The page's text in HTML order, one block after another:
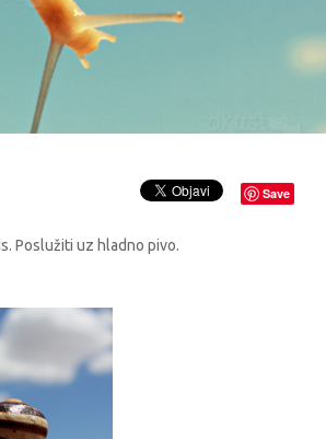
Save
Poslužiti uz hladno pivo.